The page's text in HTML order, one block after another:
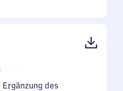
67
des